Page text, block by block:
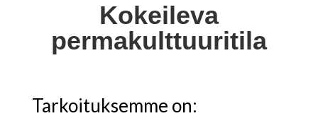
Kokeileva
permakulttuuritila
Tarkoituksemme on: